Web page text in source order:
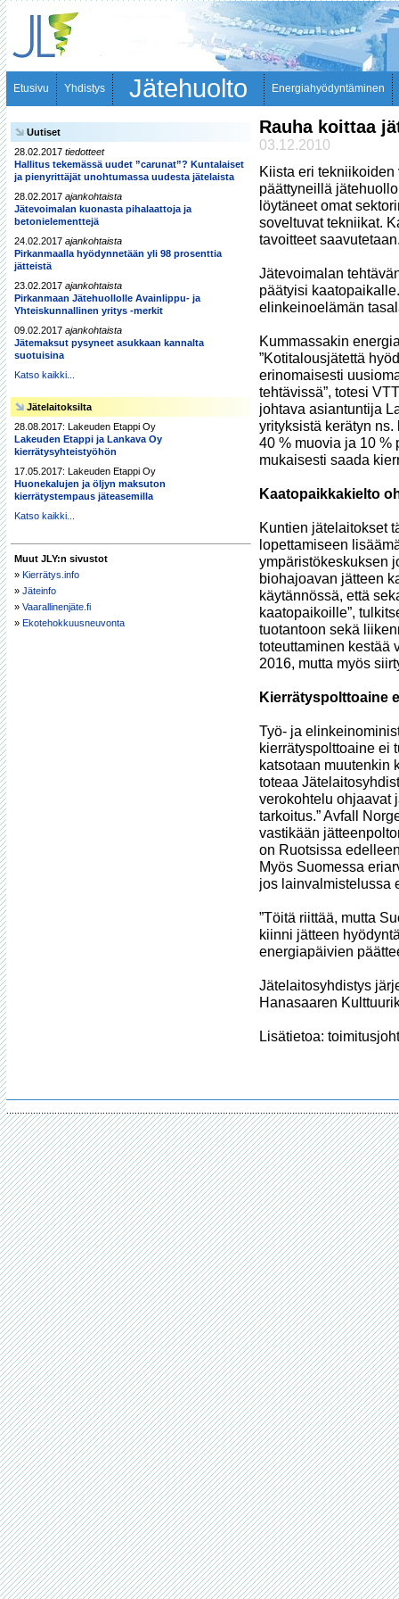
Etusivu Yhdistys Jätehuolto Energiahyödyntäminen
Uutiset
28.02.2017 tiedotteet
Hallitus tekemässä uudet ”carunat”? Kuntalaiset
ja pienyrittäjät unohtumassa uudesta jätelaista
28.02.2017 ajankohtaista
Jätevoimalan kuonasta pihalaattoja ja
betonielementtejä
24.02.2017 ajankohtaista
Pirkanmaalla hyödynnetään yli 98 prosenttia
jätteistä
23.02.2017 ajankohtaista
Pirkanmaan Jätehuollolle Avainlippu- ja
Yhteiskunnallinen yritys -merkit
09.02.2017 ajankohtaista
Jätemaksut pysyneet asukkaan kannalta
suotuisina
Katso kaikki...
Jätelaitoksilta
28.08.2017: Lakeuden Etappi Oy
Lakeuden Etappi ja Lankava Oy
kierrätysyhteistyöhön
17.05.2017: Lakeuden Etappi Oy
Huonekalujen ja öljyn maksuton
kierrätystempaus jäteasemilla
Katso kaikki...
Muut JLY:n sivustot
» Kierrätys.info
» Jäteinfo
» Vaarallinenjäte.fi
» Ekotehokkuusneuvonta
Rauha koittaa
03.12.2010
Kiista eri
päättyneillä
löytäneet omat
soveltuvat tekniikat.
tavoitteet
Jätevoimalan
päätyisi
elinkeinoelämän
Kummassakin
”Kotitalousjätettä
erinomaisesti
tehtävissä”, totesi
johtava asiantuntija
yrityksistä kerätyn
40 % muovia ja 10 %
mukaisesti saada
Kaatopaikkakielto
Kuntien jätelaitokset
lopettamiseen
ympäristökeskuksen
biohajoavan jätteen
käytännössä, että
kaatopaikoille”,
tuotantoon sekä
toteuttaminen kestää
2016, mutta myös
Kierrätyspolttoaine
Työ- ja
kierrätyspolttoaine ei
katsotaan muutenkin
toteaa
verokohtelu ohjaavat
tarkoitus.” Avfall
vastikään
on Ruotsissa
Myös Suomessa
jos lainvalmistelussa
”Töitä riittää, mutta
kiinni jätteen
energiapäivien
Jätelaitosyhdistys
Hanasaaren